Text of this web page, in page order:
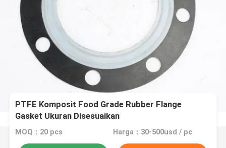
PTFE Komposit Food Grade Rubber Flange
Gasket Ukuran Disesuaikan
MOQ：20 pcs Harga：30-500usd / pc